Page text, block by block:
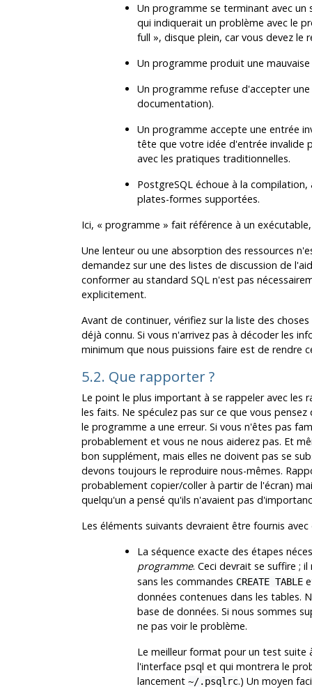
Un programme se terminant avec
qui indiquerait un problème avec le
full », disque plein, car vous devez le
Un programme produit une
Un programme refuse d'accepter
documentation).
Un programme accepte une entrée
tête que votre idée d'entrée invalide
avec les pratiques traditionnelles.
PostgreSQLéchoue à la compilation,
plates-formes supportées.
Ici, « programme » fait référence à un
Une lenteur ou une absorption des ressources
demandez sur une des listes de discussion de
conformer au standard SQLn'est pas
explicitement.
Avant de continuer, vérifiez sur la liste des
déjà connu. Si vous n'arrivez pas à décoder les
minimum que nous puissions faire est de rendre
5.2. Que rapporter ?
Le point le plus important à se rappeler avec
les faits. Ne spéculez pas sur ce que vous pensez
le programme a une erreur. Si vous n'êtes pas
probablement et vous ne nous aiderez pas. Et
bon supplément, mais elles ne doivent pas se
devons toujours le reproduire nous-mêmes.
probablement copier/coller à partir de l'écran)
quelqu'un a pensé qu'ils n'avaient pas
Les éléments suivants devraient être fournis
La séquence exacte des étapes
programme. Ceci devrait se suffire ;
sans les commandes CREATE TABLE
données contenues dans les tables.
base de données. Si nous sommes
ne pas voir le problème.
Le meilleur format pour un test suite
l'interface psql et qui montrera le
lancement ~/.psqlrc.) Un moyen